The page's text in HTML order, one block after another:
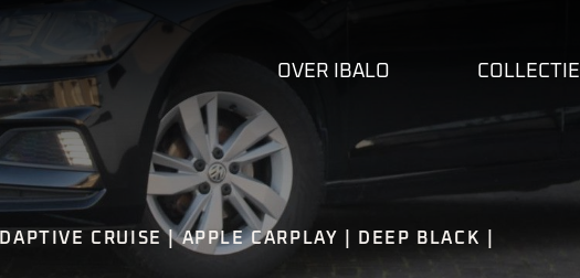
OVER IBALO COLLECTIE
CRUISE | APPLE CARPLAY | DEEP BLACK |